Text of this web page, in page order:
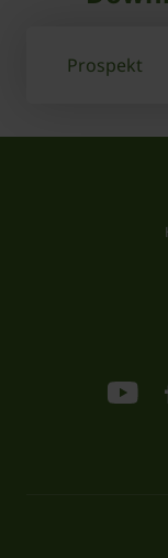
Prospekt